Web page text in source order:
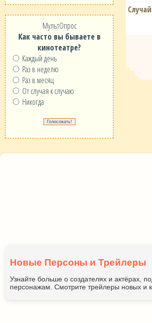
МультОпрос
Как часто вы бываете в
кинотеатре?
Каждый день
Раз в неделю
Раз в месяц
От случая к случаю
Никогда
Новые Персоны и Трейлеры
Узнайте больше о создателях и актёрах,
персонажам. Смотрите трейлеры новых и